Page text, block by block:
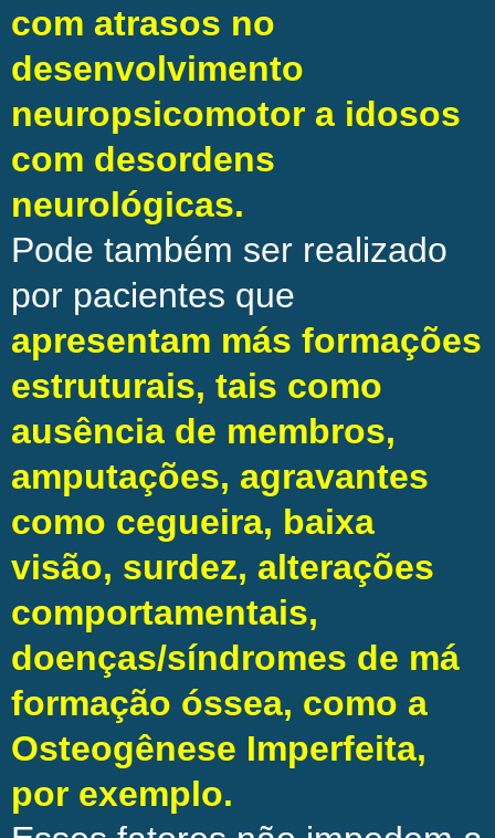
com atrasos no
desenvolvimento
neuropsicomotor a idosos
com desordens
neurológicas.
Pode também ser realizado
por pacientes que
apresentam más formações
estruturais, tais como
ausência de membros,
amputações, agravantes
como cegueira, baixa
visão, surdez, alterações
comportamentais,
doenças/síndromes de má
formação óssea, como a
Osteogênese Imperfeita,
por exemplo.